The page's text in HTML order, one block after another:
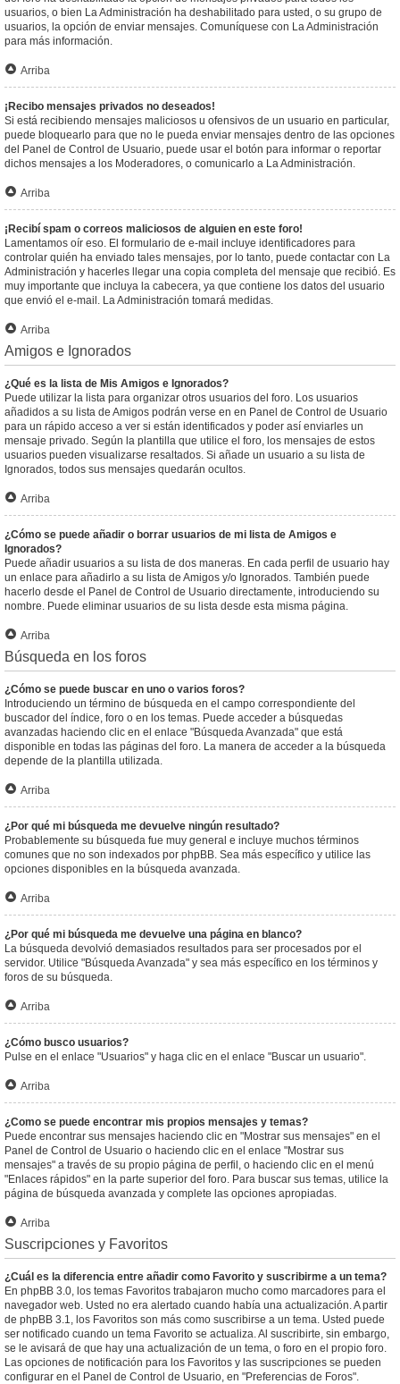
usuarios, o bien La Administración ha deshabilitado para usted, o su grupo de
usuarios, la opción de enviar mensajes. Comuníquese con La Administración
para más información.
Arriba
¡Recibo mensajes privados no deseados!
Si está recibiendo mensajes maliciosos u ofensivos de un usuario en particular,
puede bloquearlo para que no le pueda enviar mensajes dentro de las opciones
del Panel de Control de Usuario, puede usar el botón para informar o reportar
dichos mensajes a los Moderadores, o comunicarlo a La Administración.
Arriba
¡Recibí spam o correos maliciosos de alguien en este foro!
Lamentamos oír eso. El formulario de e-mail incluye identificadores para
controlar quién ha enviado tales mensajes, por lo tanto, puede contactar con La
Administración y hacerles llegar una copia completa del mensaje que recibió. Es
muy importante que incluya la cabecera, ya que contiene los datos del usuario
que envió el e-mail. La Administración tomará medidas.
Arriba
Amigos e Ignorados
¿Qué es la lista de Mis Amigos e Ignorados?
Puede utilizar la lista para organizar otros usuarios del foro. Los usuarios
añadidos a su lista de Amigos podrán verse en en Panel de Control de Usuario
para un rápido acceso a ver si están identificados y poder así enviarles un
mensaje privado. Según la plantilla que utilice el foro, los mensajes de estos
usuarios pueden visualizarse resaltados. Si añade un usuario a su lista de
Ignorados, todos sus mensajes quedarán ocultos.
Arriba
¿Cómo se puede añadir o borrar usuarios de mi lista de Amigos e
Ignorados?
Puede añadir usuarios a su lista de dos maneras. En cada perfil de usuario hay
un enlace para añadirlo a su lista de Amigos y/o Ignorados. También puede
hacerlo desde el Panel de Control de Usuario directamente, introduciendo su
nombre. Puede eliminar usuarios de su lista desde esta misma página.
Arriba
Búsqueda en los foros
¿Cómo se puede buscar en uno o varios foros?
Introduciendo un término de búsqueda en el campo correspondiente del
buscador del índice, foro o en los temas. Puede acceder a búsquedas
avanzadas haciendo clic en el enlace "Búsqueda Avanzada" que está
disponible en todas las páginas del foro. La manera de acceder a la búsqueda
depende de la plantilla utilizada.
Arriba
¿Por qué mi búsqueda me devuelve ningún resultado?
Probablemente su búsqueda fue muy general e incluye muchos términos
comunes que no son indexados por phpBB. Sea más específico y utilice las
opciones disponibles en la búsqueda avanzada.
Arriba
¿Por qué mi búsqueda me devuelve una página en blanco?
La búsqueda devolvió demasiados resultados para ser procesados por el
servidor. Utilice "Búsqueda Avanzada" y sea más específico en los términos y
foros de su búsqueda.
Arriba
¿Cómo busco usuarios?
Pulse en el enlace "Usuarios" y haga clic en el enlace "Buscar un usuario".
Arriba
¿Como se puede encontrar mis propios mensajes y temas?
Puede encontrar sus mensajes haciendo clic en "Mostrar sus mensajes" en el
Panel de Control de Usuario o haciendo clic en el enlace "Mostrar sus
mensajes" a través de su propio página de perfil, o haciendo clic en el menú
"Enlaces rápidos" en la parte superior del foro. Para buscar sus temas, utilice la
página de búsqueda avanzada y complete las opciones apropiadas.
Arriba
Suscripciones y Favoritos
¿Cuál es la diferencia entre añadir como Favorito y suscribirme a un tema?
En phpBB 3.0, los temas Favoritos trabajaron mucho como marcadores para el
navegador web. Usted no era alertado cuando había una actualización. A partir
de phpBB 3.1, los Favoritos son más como suscribirse a un tema. Usted puede
ser notificado cuando un tema Favorito se actualiza. Al suscribirte, sin embargo,
se le avisará de que hay una actualización de un tema, o foro en el propio foro.
Las opciones de notificación para los Favoritos y las suscripciones se pueden
configurar en el Panel de Control de Usuario, en "Preferencias de Foros".